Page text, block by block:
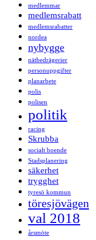
medlemmar
medlemsrabatt
medlemsrabatter
nordea
nybygge
nätbedrägerier
personuppgifter
planarbete
polis
polisen
politik
racing
Skrubba
socialt boende
Stadsplanering
säkerhet
trygghet
tyresö kommun
töresjövägen
val 2018
årsmöte